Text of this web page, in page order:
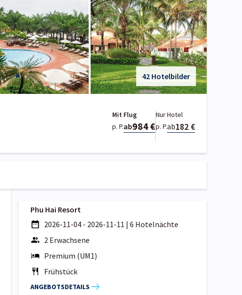
42 Hotelbilder
Mit Flug
p. P.ab984 €
Nur Hotel
p. P.ab182 €
Phu Hai Resort
2026-11-04 - 2026-11-11 | 6 Hotelnächte
2 Erwachsene
Premium (UM1)
Frühstück
ANGEBOTSDETAILS